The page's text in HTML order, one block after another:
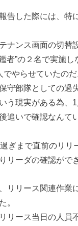
告した際には、特
ナンス画面の切替
者”の２名で実施
でやらせていたの
守部隊としての過
う現実がある為、
追いで確認なんて
ぎまで直前のリリ
リーダの確認がで
リリース関連作業
。
リース当日の人員